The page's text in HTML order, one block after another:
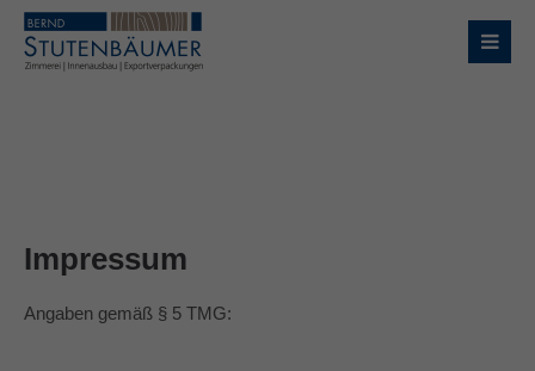
Login
Impressum
Angaben gemäß § 5 TMG: